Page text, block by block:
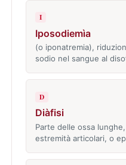
I
Iposodiemìa
(o iponatremia),
sodio nel sangue al
D
Diàfisi
Parte delle ossa
estremità articolari, o